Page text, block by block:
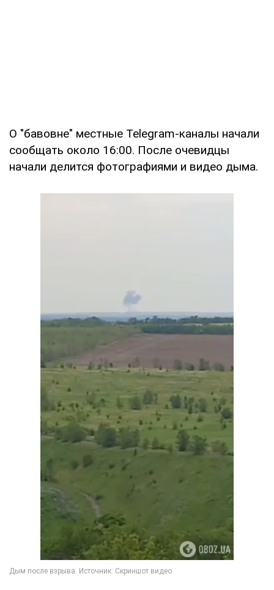
О "бавовне" местные Telegram-каналы начали
сообщать около 16:00. После очевидцы
начали делится фотографиями и видео дыма.